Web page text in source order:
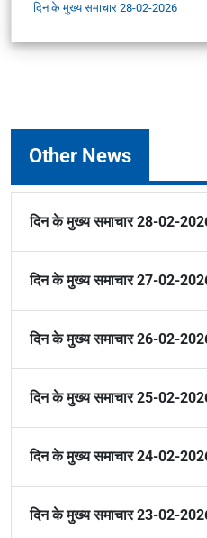
दिन के मुख्य समाचार 28-02-2026
Other News
दिन के मुख्य समाचार 28-02-
दिन के मुख्य समाचार 27-02-
दिन के मुख्य समाचार 26-02-
दिन के मुख्य समाचार 25-02-
दिन के मुख्य समाचार 24-02-
दिन के मुख्य समाचार 23-02-